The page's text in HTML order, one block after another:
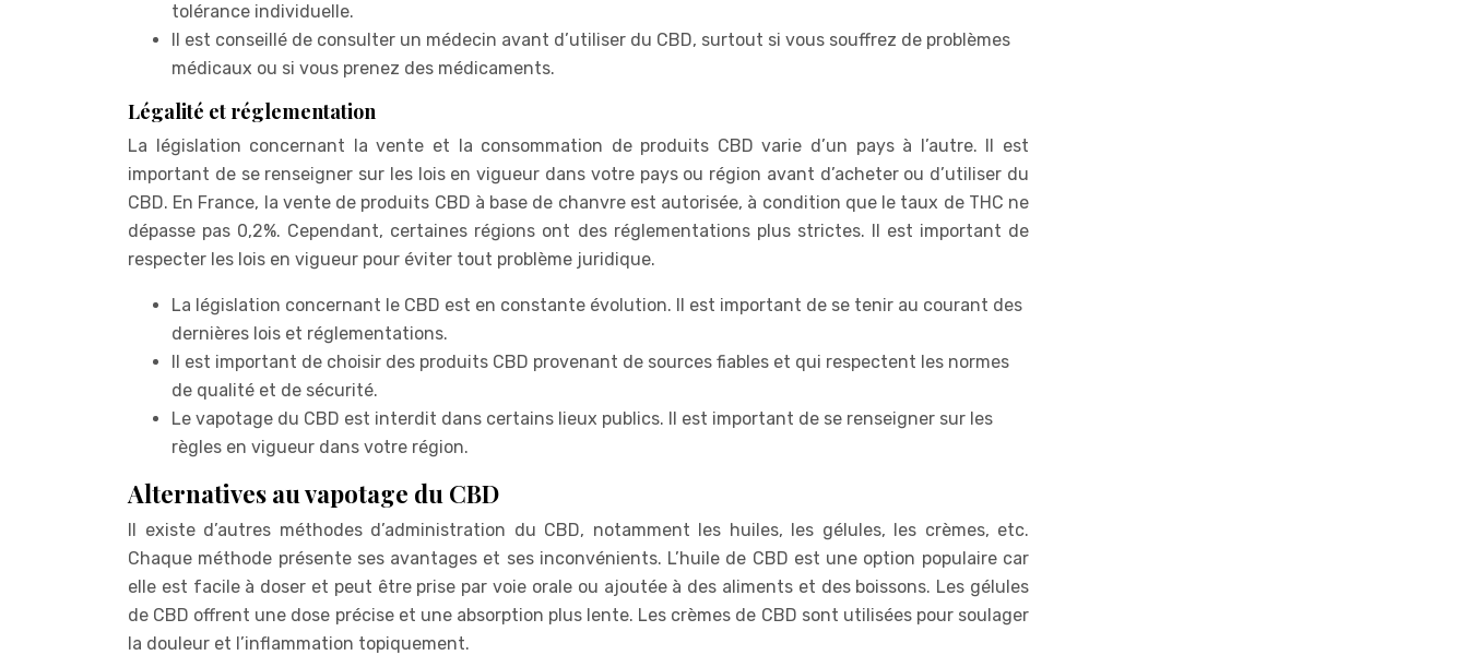
tolérance individuelle.
Il est conseillé de consulter un médecin avant d’utiliser du CBD, surtout si vous souffrez de problèmes
médicaux ou si vous prenez des médicaments.
Légalité et réglementation
La législation concernant la vente et la consommation de produits CBD varie d’un pays à l’autre. Il est
important de se renseigner sur les lois en vigueur dans votre pays ou région avant d’acheter ou d’utiliser du
CBD. En France, la vente de produits CBD à base de chanvre est autorisée, à condition que le taux de THC ne
dépasse pas 0,2%. Cependant, certaines régions ont des réglementations plus strictes. Il est important de
respecter les lois en vigueur pour éviter tout problème juridique.
La législation concernant le CBD est en constante évolution. Il est important de se tenir au courant des
dernières lois et réglementations.
Il est important de choisir des produits CBD provenant de sources fiables et qui respectent les normes
de qualité et de sécurité.
Le vapotage du CBD est interdit dans certains lieux publics. Il est important de se renseigner sur les
règles en vigueur dans votre région.
Alternatives au vapotage du CBD
Il existe d’autres méthodes d’administration du CBD, notamment les huiles, les gélules, les crèmes, etc.
Chaque méthode présente ses avantages et ses inconvénients. L’huile de CBD est une option populaire car
elle est facile à doser et peut être prise par voie orale ou ajoutée à des aliments et des boissons. Les gélules
de CBD offrent une dose précise et une absorption plus lente. Les crèmes de CBD sont utilisées pour soulager
la douleur et l’inflammation topiquement.